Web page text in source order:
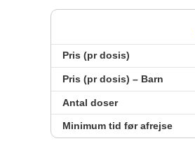
Pris (pr dosis)
Pris (pr dosis) – Barn
Antal doser
Minimum tid før afrejse